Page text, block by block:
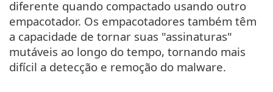
diferente quando compactado usando outro
empacotador. Os empacotadores também têm
a capacidade de tornar suas "assinaturas"
mutáveis ao longo do tempo, tornando mais
difícil a detecção e remoção do malware.